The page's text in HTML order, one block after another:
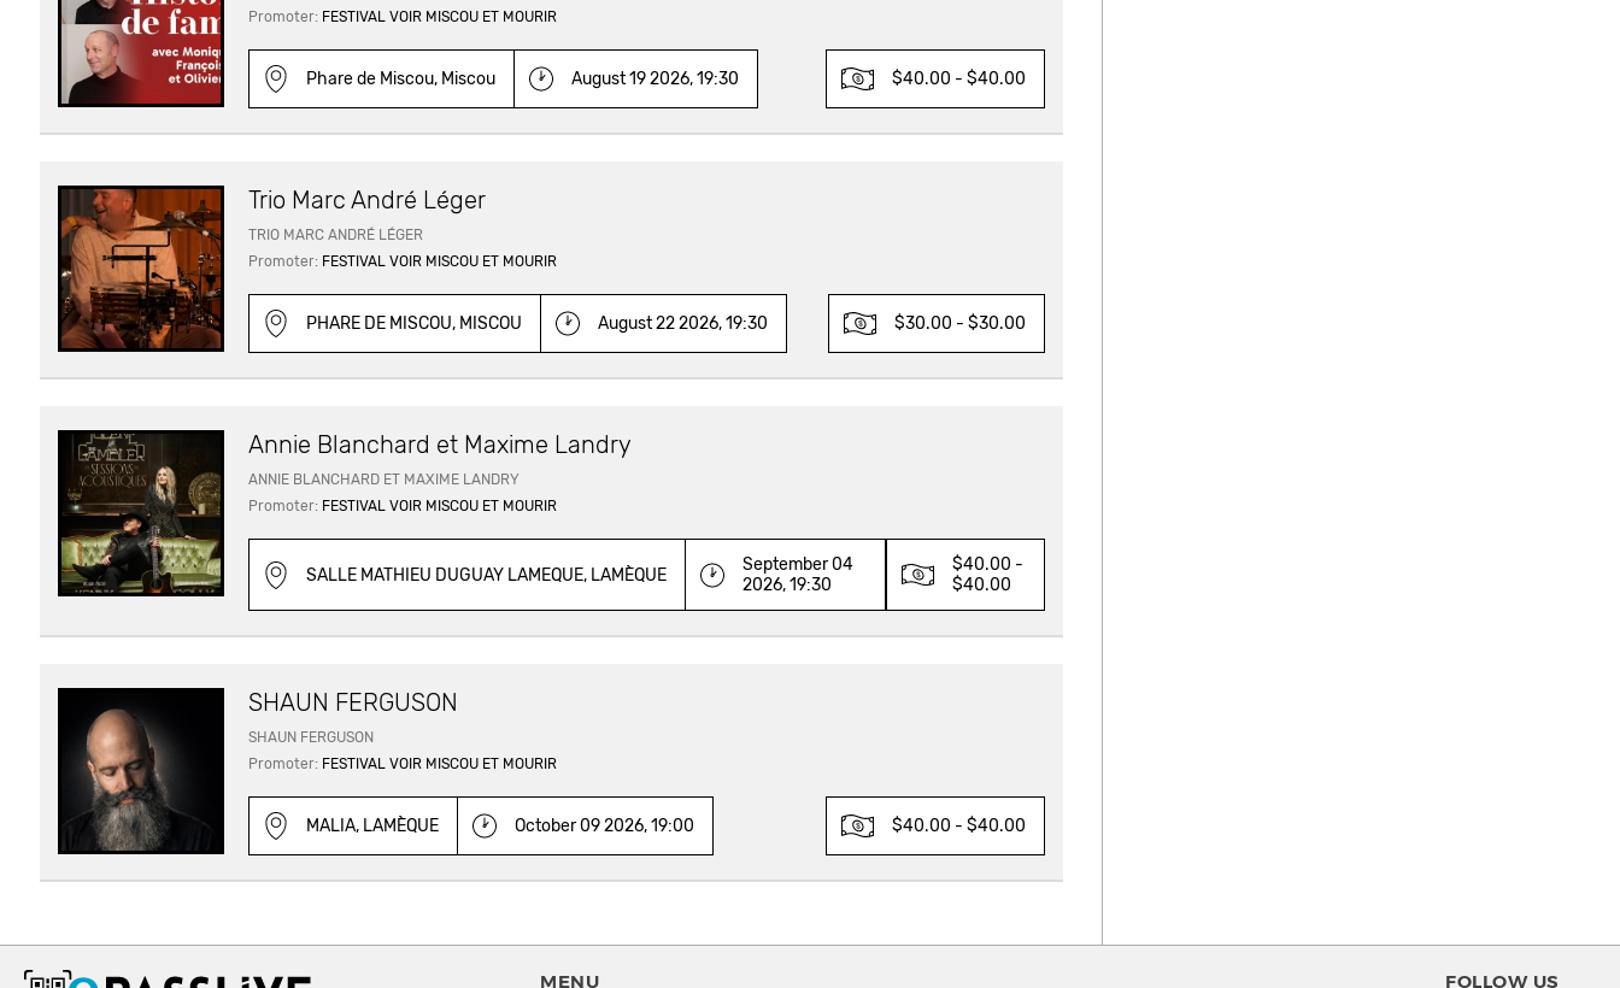
Promoter: FESTIVAL VOIR MISCOU ET MOURIR
Phare de Miscou, Miscou August 19 2026, 19:30 $40.00 - $40.00
Trio Marc André Léger
TRIO MARC ANDRÉ LÉGER
Promoter: FESTIVAL VOIR MISCOU ET MOURIR
PHARE DE MISCOU, MISCOU August 22 2026, 19:30 $30.00 - $30.00
Annie Blanchard et Maxime Landry
ANNIE BLANCHARD ET MAXIME LANDRY
Promoter: FESTIVAL VOIR MISCOU ET MOURIR
SALLE MATHIEU DUGUAY LAMEQUE, LAMÈQUE
September 04
2026, 19:30
$40.00 -
$40.00
SHAUN FERGUSON
SHAUN FERGUSON
Promoter: FESTIVAL VOIR MISCOU ET MOURIR
MALIA, LAMÈQUE October 09 2026, 19:00 $40.00 - $40.00
MENU FOLLOW US